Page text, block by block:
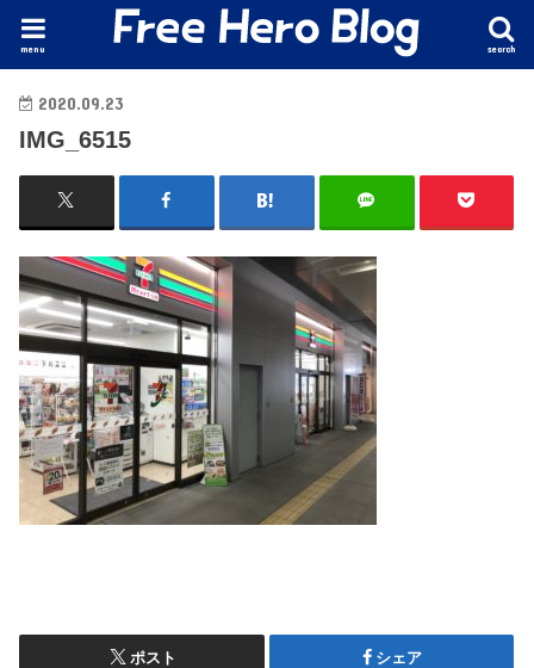
search
menu
2020.09.23
IMG_6515
ポスト シェア